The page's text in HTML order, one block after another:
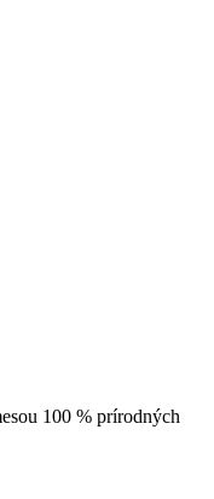
100 % prírodných